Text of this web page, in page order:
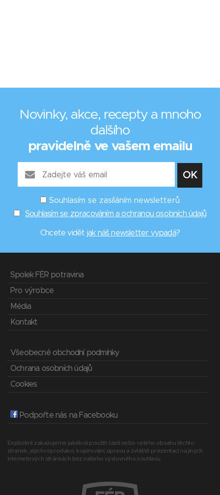
Novinky, akce, recepty a mnoho
dalšího
pravidelně ve vašem emailu
Souhlasím se zasíláním newsletterů
Souhlasím se zpracováním a ochranou osobních údajů
Chcete vidět jak náš newsletter vypadá?
Spolek FÉR potravina
Pro výrobce
Média
Kontakt
Všeobecné obchodní podmínky
Ochrana osobních údajů
Cookies
Podpořte nás na Facebooku
Explicitně zakazujeme jakékoli použití části nebo celého obsahu těchto
stránek, jejich reprodukci, kopírování, úpravu a zvláště prezentaci na jiných
internetových stránkách bez našeho výslovného souhlasu.